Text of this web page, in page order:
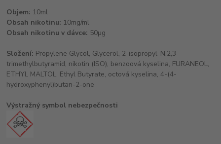
Objem: 10ml
Obsah nikotinu: 10mg/ml
Obsah nikotinu v dávce: 50μg
Složení: Propylene Glycol, Glycerol, 2-isopropyl-N,2,3-
trimethylbutyramid, nikotin (ISO), benzoová kyselina, FURANEOL,
ETHYL MALTOL, Ethyl Butyrate, octová kyselina, 4-(4-
hydroxyphenyl)butan-2-one
Výstražný symbol nebezpečnosti